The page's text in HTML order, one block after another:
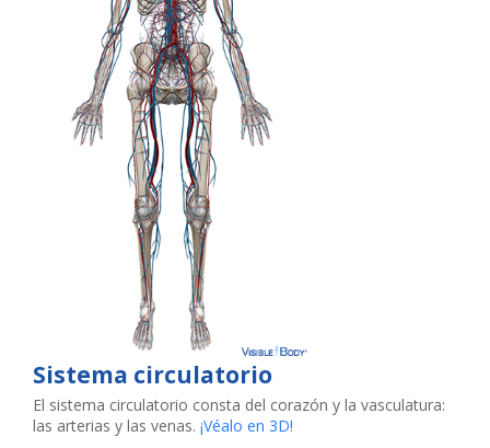
Sistema circulatorio
El sistema circulatorio consta del corazón y la vasculatura:
las arterias y las venas. ¡Véalo en 3D!